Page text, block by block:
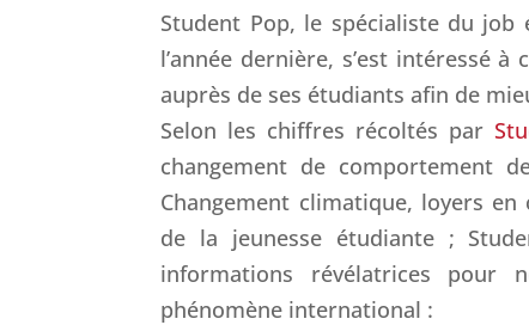
Student Pop, le spécialiste du job
l’année dernière, s’est intéressé
auprès de ses étudiants afin de
Selon les chiffres récoltés par
changement de comportement
Changement climatique, loyers
de la jeunesse étudiante ;
informations révélatrices pour
phénomène international :